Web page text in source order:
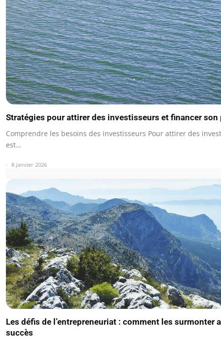
Stratégies pour attirer des investisseurs et financer son
Comprendre les besoins des investisseurs Pour attirer des
est…
8 janvier 2026
Les défis de l’entrepreneuriat : comment les surmonter
succès